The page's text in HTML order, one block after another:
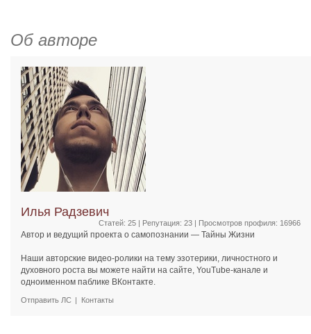
Об авторе
Илья Радзевич
Статей: 25 | Репутация: 23 | Просмотров профиля: 16966
Автор и ведущий проекта о самопознании — Тайны Жизни
Наши авторские видео-ролики на тему эзотерики, личностного и
духовного роста вы можете найти на сайте, YouTube-канале и
одноименном паблике ВКонтакте.
Отправить ЛС Контакты